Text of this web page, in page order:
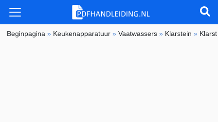
Beginpagina » Keukenapparatuur »Vaatwassers » Klarstein »